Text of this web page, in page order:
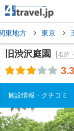
東地方 東京
旧渋沢庭園 名所
施設情報・クチコミ